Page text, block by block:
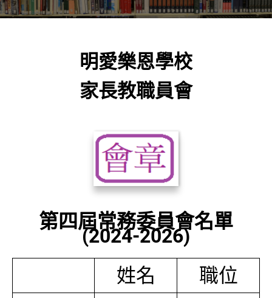
明愛樂恩學校
家長教職員會
第四屆常務委員會名單
(2024-2026)
姓名
職位